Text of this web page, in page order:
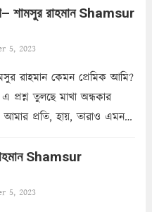
দেয় ক্লান্তির প্রহরে? মুছে
শামসুর রাহমান Shamsur
5, 2023
রাহমান কেমন প্রেমিক আমি?
প্রশ্ন তুলছে মাখা অন্ধকার
আমার প্রতি, হায়, তারাও এমন
দেয়াল নিমেষেই ভীষণ
Shamsur
5, 2023